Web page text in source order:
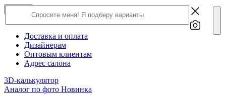
О компании
Доставка и оплата
Дизайнерам
Оптовым клиентам
Адрес салона
3D-калькулятор
Аналог по фото Новинка